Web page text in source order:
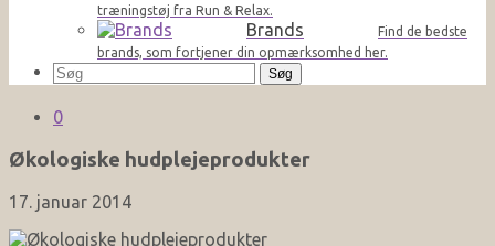
træningstøj fra Run & Relax.
Brands
Find de bedste
brands, som fortjener din opmærksomhed her.
Søg
efter:
0
Økologiske hudplejeprodukter
17. januar 2014